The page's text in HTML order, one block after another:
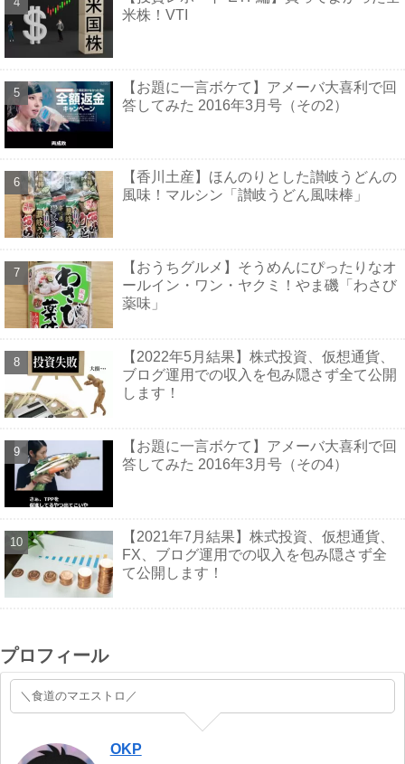
米株！VTI
【お題に一言ボケて】アメーバ大喜利で回
答してみた 2016年3月号（その2）
【香川土産】ほんのりとした讃岐うどんの
風味！マルシン「讃岐うどん風味棒」
【おうちグルメ】そうめんにぴったりなオ
ールイン・ワン・ヤクミ！やま磯「わさび
薬味」
【2022年5月結果】株式投資、仮想通貨、
ブログ運用での収入を包み隠さず全て公開
します！
【お題に一言ボケて】アメーバ大喜利で回
答してみた 2016年3月号（その4）
【2021年7月結果】株式投資、仮想通貨、
FX、ブログ運用での収入を包み隠さず全
て公開します！
プロフィール
＼食道のマエストロ／
OKP